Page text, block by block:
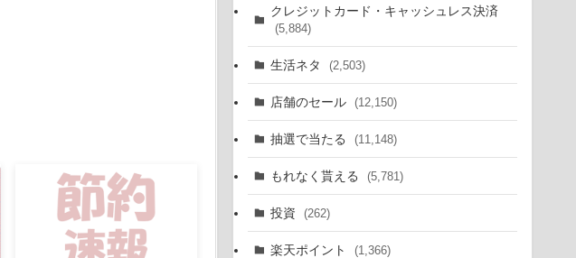
クレジットカード・キャッシュレス決済
(5,884)
生活ネタ (2,503)
店舗のセール (12,150)
抽選で当たる (11,148)
もれなく貰える (5,781)
投資 (262)
楽天ポイント (1,366)